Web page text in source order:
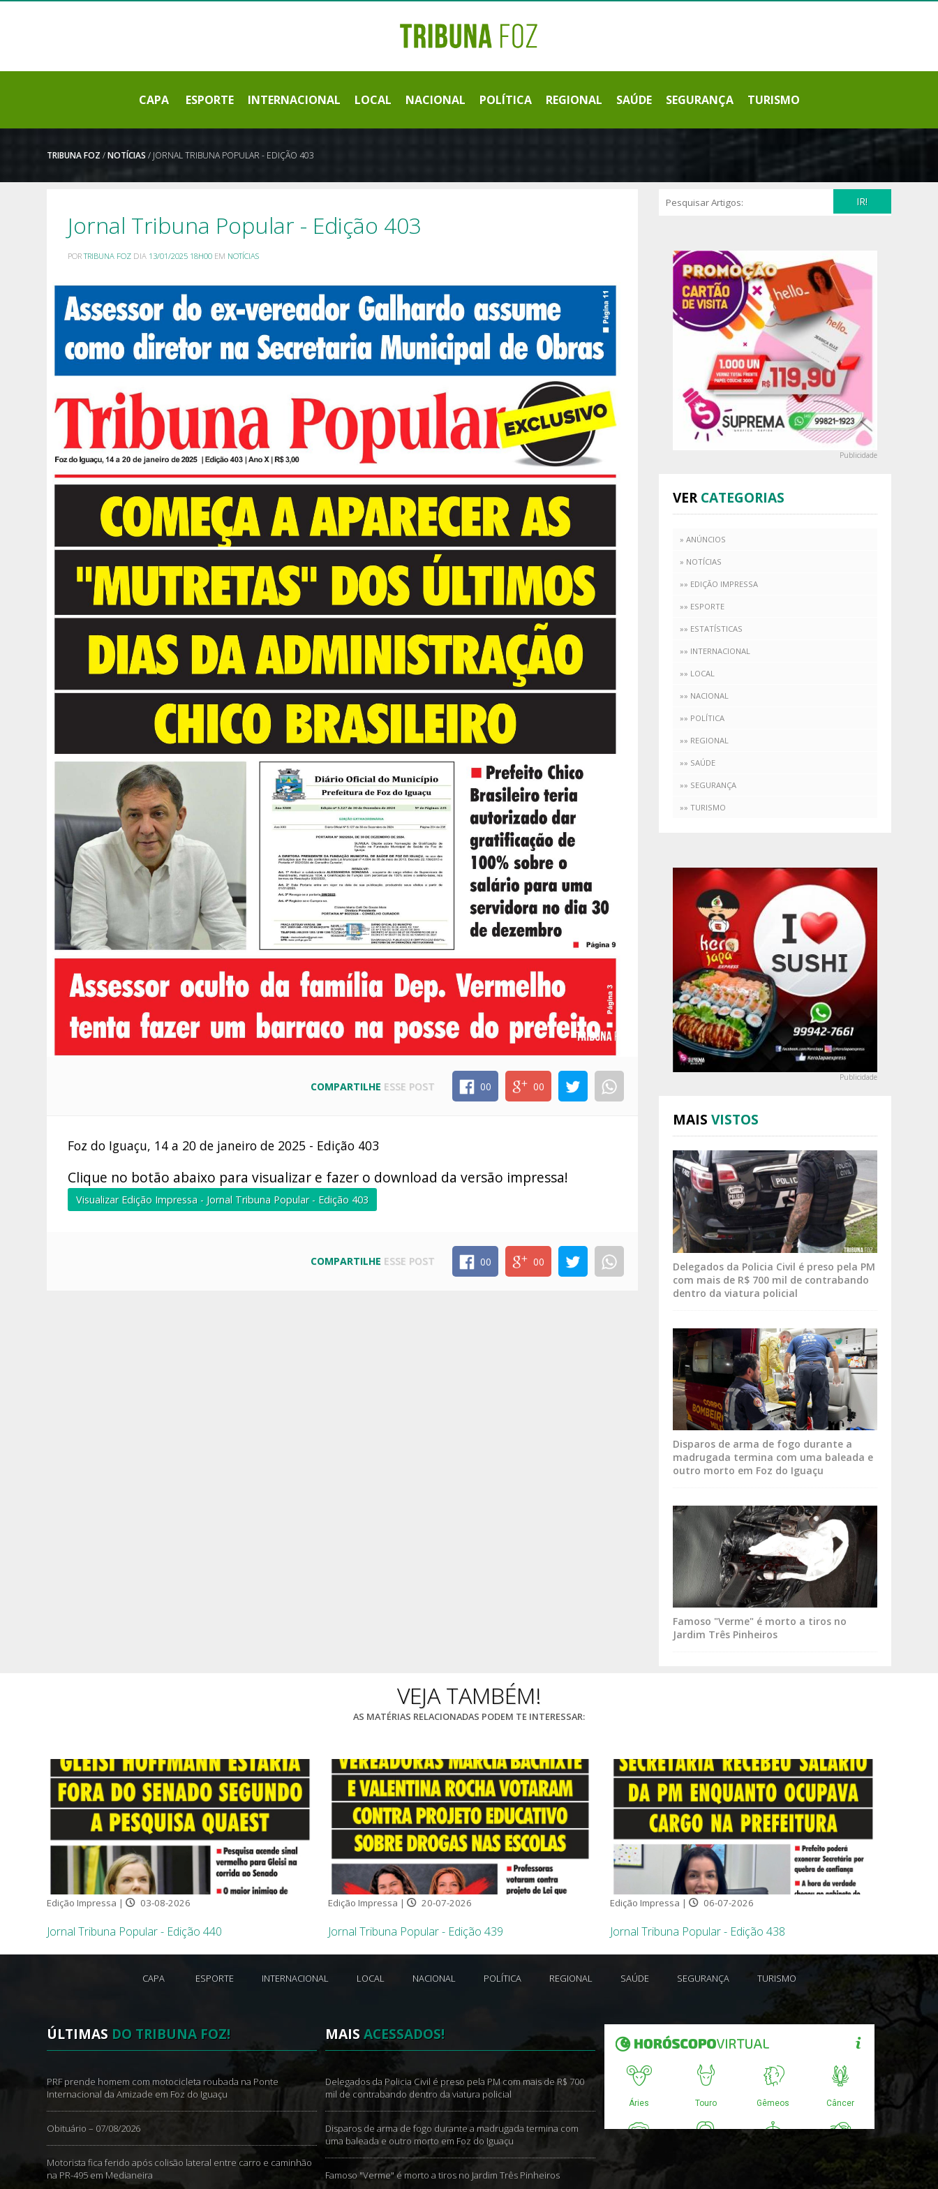
CAPA ESPORTE INTERNACIONAL LOCAL NACIONAL POLÍTICA REGIONAL SAÚDE SEGURANÇA TURISMO
TRIBUNA FOZ /NOTÍCIAS / JORNAL TRIBUNA POPULAR - EDIÇÃO 403
Jornal Tribuna Popular - Edição 403
PORTRIBUNA FOZ DIA 13/01/2025 18H00 EM NOTÍCIAS
COMPARTILHE ESSE POST 00 00
Foz do Iguaçu, 14 a 20 de janeiro de 2025 - Edição 403
Clique no botão abaixo para visualizar e fazer o download da versão impressa!
Visualizar Edição Impressa - Jornal Tribuna Popular - Edição 403
COMPARTILHE ESSE POST 00 00
IR!
Publicidade
VERCATEGORIAS
» ANÚNCIOS
» NOTÍCIAS
»» EDIÇÃO IMPRESSA
»» ESPORTE
»» ESTATÍSTICAS
»» INTERNACIONAL
»» LOCAL
»» NACIONAL
»» POLÍTICA
»» REGIONAL
»» SAÚDE
»» SEGURANÇA
»» TURISMO
Publicidade
MAIS VISTOS
Delegados da Policia Civil é preso pela PM
com mais de R$ 700 mil de contrabando
dentro da viatura policial
Disparos de arma de fogo durante a
madrugada termina com uma baleada e
outro morto em Foz do Iguaçu
Famoso "Verme" é morto a tiros no
Jardim Três Pinheiros
VEJA TAMBÉM!
AS MATÉRIAS RELACIONADAS PODEM TE INTERESSAR:
Edição Impressa | 03-08-2026
Jornal Tribuna Popular - Edição 440
Edição Impressa | 20-07-2026
Jornal Tribuna Popular - Edição 439
Edição Impressa | 06-07-2026
Jornal Tribuna Popular - Edição 438
CAPA ESPORTE INTERNACIONAL LOCAL NACIONAL POLÍTICA REGIONAL SAÚDE SEGURANÇA TURISMO
ÚLTIMAS DO TRIBUNA FOZ!
PRF prende homem com motocicleta roubada na Ponte
Internacional da Amizade em Foz do Iguaçu
Obituário – 07/08/2026
Motorista fica ferido após colisão lateral entre carro e caminhão
na PR-495 em Medianeira
MAISACESSADOS!
Delegados da Policia Civil é preso pela PM com mais de R$ 700
mil de contrabando dentro da viatura policial
Disparos de arma de fogo durante a madrugada termina com
uma baleada e outro morto em Foz do Iguaçu
Famoso "Verme" é morto a tiros no Jardim Três Pinheiros